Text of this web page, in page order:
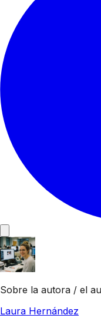
Sobre la autora / el
Laura Hernández